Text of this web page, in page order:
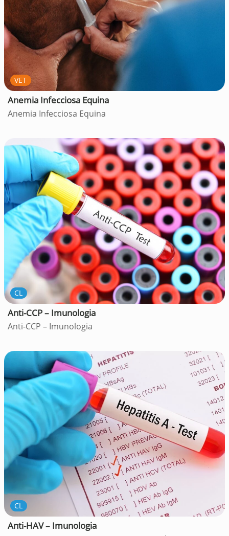
VET
Anemia Infecciosa Equina
Anemia Infecciosa Equina
CL
Anti-CCP – Imunologia
Anti-CCP – Imunologia
CL
Anti-HAV – Imunologia